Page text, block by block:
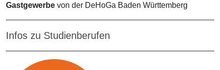
Gastgewerbe von der DeHoGa Baden Württemberg
Infos zu Studienberufen